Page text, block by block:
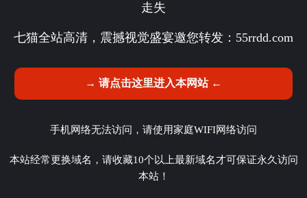
走失
七猫全站高清，震撼视觉盛宴邀您转发： 55rrdd.com
→ 请点击这里进入本网站 ←
手机网络无法访问，请使用家庭WIFI网络访问
本站经常更换域名，请收藏10个以上最新域名才可保证永久访问
本站！